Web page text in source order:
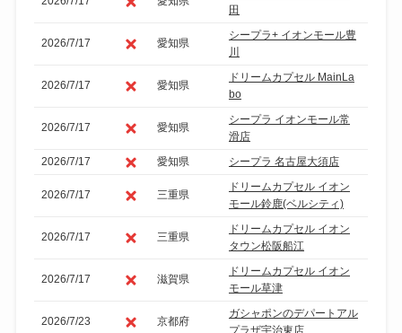
田
2026/7/17 愛知県
シープラ+ イオンモール豊
川
2026/7/17 愛知県
ドリームカプセル MainLa
bo
2026/7/17 愛知県
シープラ イオンモール常
滑店
2026/7/17
愛知県 シープラ 名古屋大須店
2026/7/17 三重県
ドリームカプセル イオン
モール鈴鹿(ベルシティ)
2026/7/17 三重県
ドリームカプセル イオン
タウン松阪船江
2026/7/17 滋賀県
ドリームカプセル イオン
モール草津
2026/7/23 京都府
ガシャポンのデパートアル
プラザ宇治東店